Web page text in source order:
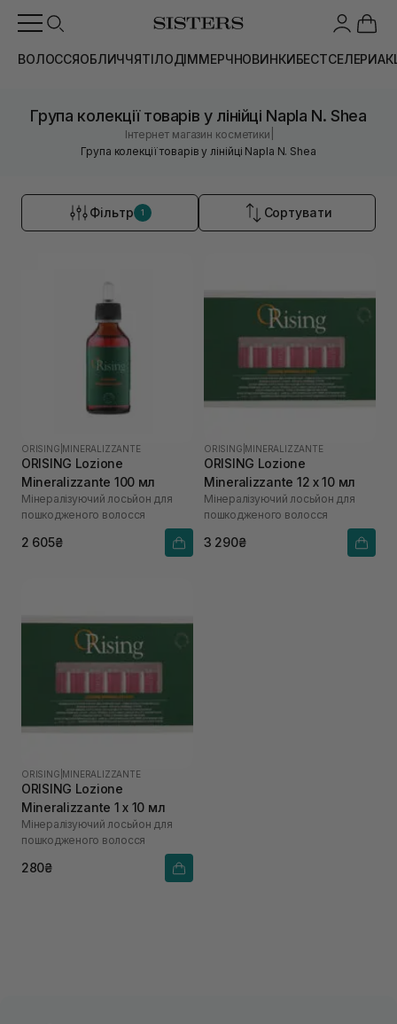
ВОЛОССЯОБЛИЧЧЯТІЛОДІММЕРЧНОВИНКИБЕСТСЕЛЕРИ
Група колекції товарів у лінійці Napla N. Shea
Інтернет магазин косметики
Група колекції товарів у лінійці Napla N. Shea
Фільтр 1 Сортувати
ORISING MINERALIZZANTE
ORISING Lozione
Mineralizzante 100 мл
Мінералізуючий лосьйон для
пошкодженого волосся
2 605₴
ORISING MINERALIZZANTE
ORISING Lozione
Mineralizzante 12 х 10 мл
Мінералізуючий лосьйон для
пошкодженого волосся
3 290₴
ORISING MINERALIZZANTE
ORISING Lozione
Mineralizzante 1 х 10 мл
Мінералізуючий лосьйон для
пошкодженого волосся
280₴